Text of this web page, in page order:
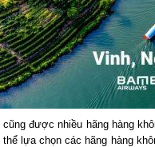
được nhiều hãng hàng
lựa chọn các hãng hàng